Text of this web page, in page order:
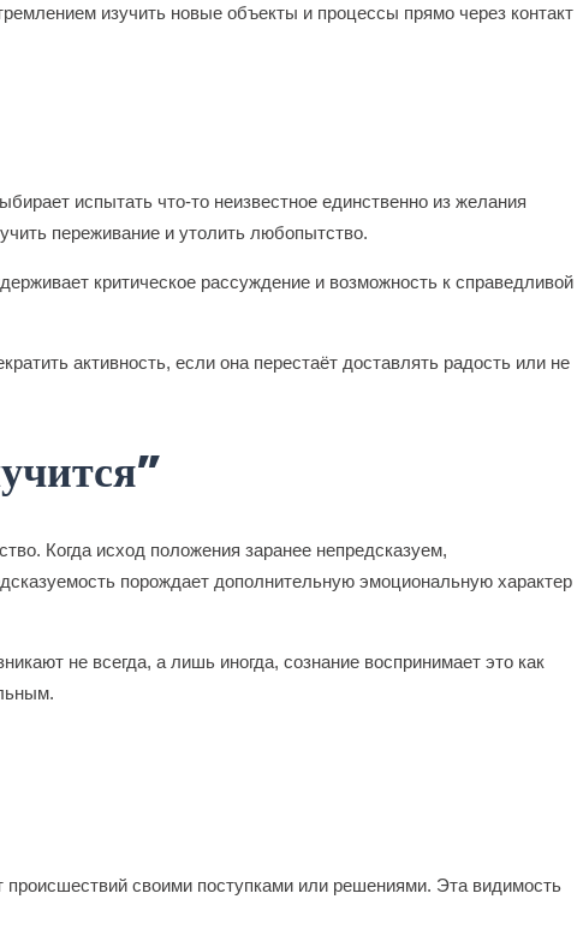
изучить новые объекты и процессы прямо через контакт
испытать что-то неизвестное единственно из желания
переживание и утолить любопытство.
критическое рассуждение и возможность к справедливой
активность, если она перестаёт доставлять радость или не
Когда исход положения заранее непредсказуем,
порождает дополнительную эмоциональную характер
не всегда, а лишь иногда, сознание воспринимает это как
происшествий своими поступками или решениями. Эта видимость